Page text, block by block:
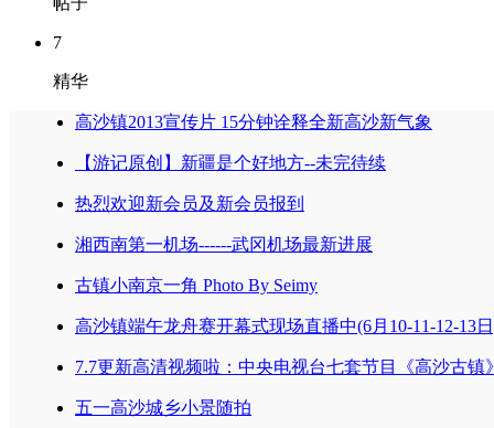
7
精华
高沙镇2013宣传片 15分钟诠释全新高沙新气象
【游记原创】新疆是个好地方--未完待续
热烈欢迎新会员及新会员报到
湘西南第一机场------武冈机场最新进展
古镇小南京一角 Photo By Seimy
高沙镇端午龙舟赛开幕式现场直播中(6月10-11-12-13
7.7更新高清视频啦：中央电视台七套节目《高沙古镇
五一高沙城乡小景随拍